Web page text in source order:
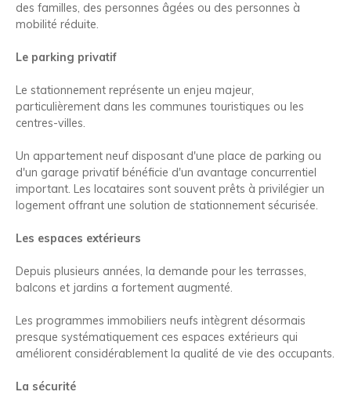
des familles, des personnes âgées ou des personnes à
mobilité réduite.
Le parking privatif
Le stationnement représente un enjeu majeur,
particulièrement dans les communes touristiques ou les
centres-villes.
Un appartement neuf disposant d'une place de parking ou
d'un garage privatif bénéficie d'un avantage concurrentiel
important. Les locataires sont souvent prêts à privilégier un
logement offrant une solution de stationnement sécurisée.
Les espaces extérieurs
Depuis plusieurs années, la demande pour les terrasses,
balcons et jardins a fortement augmenté.
Les programmes immobiliers neufs intègrent désormais
presque systématiquement ces espaces extérieurs qui
améliorent considérablement la qualité de vie des occupants.
La sécurité